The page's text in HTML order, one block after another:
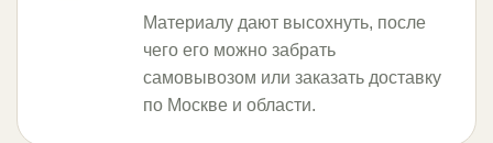
Материалу дают высохнуть, после
чего его можно забрать
самовывозом или заказать доставку
по Москве и области.